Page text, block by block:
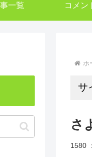
一覧 コメン
ホ
サ
さ
1580